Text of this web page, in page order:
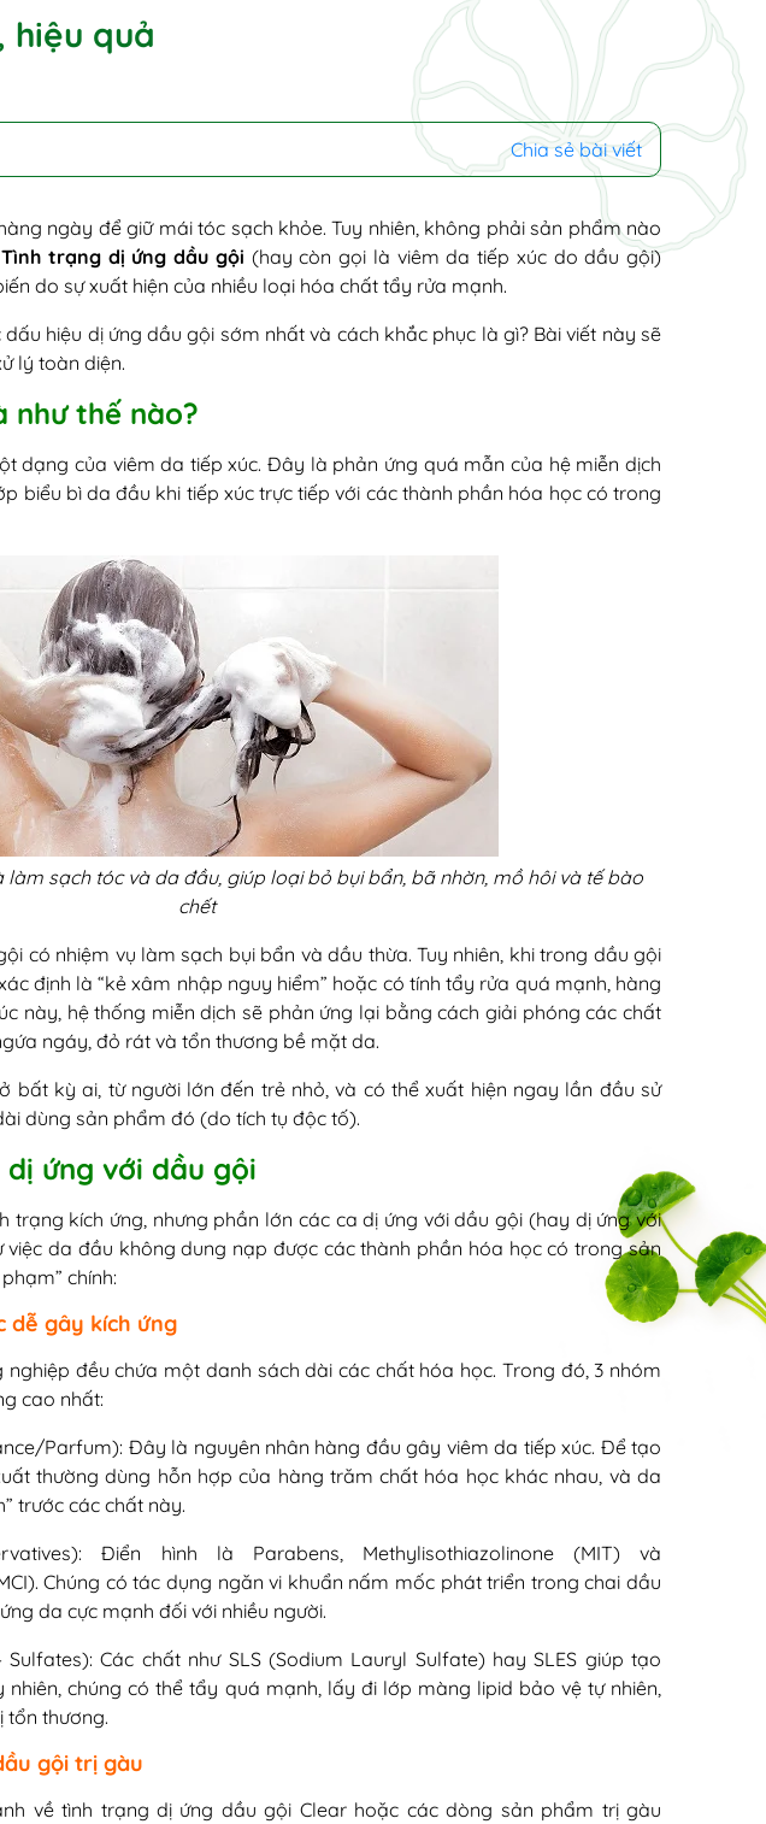
hiệu quả
Chia sẻ bài viết
ngày để giữ mái tóc sạch khỏe. Tuy nhiên, không phải sản phẩm nào
Tình trạng dị ứng dầu gội (hay còn gọi là viêm da tiếp xúc do dầu gội)
do sự xuất hiện của nhiều loại hóa chất tẩy rửa mạnh.
hiệu dị ứng dầu gội sớm nhất và cách khắc phục là gì? Bài viết này sẽ
lý toàn diện.
như thế nào?
dạng của viêm da tiếp xúc. Đây là phản ứng quá mẫn của hệ miễn dịch
biểu bì da đầu khi tiếp xúc trực tiếp với các thành phần hóa học có trong
làm sạch tóc và da đầu, giúp loại bỏ bụi bẩn, bã nhờn, mồ hôi và tế bào
chết
có nhiệm vụ làm sạch bụi bẩn và dầu thừa. Tuy nhiên, khi trong dầu gội
định là “kẻ xâm nhập nguy hiểm” hoặc có tính tẩy rửa quá mạnh, hàng
này, hệ thống miễn dịch sẽ phản ứng lại bằng cách giải phóng các chất
ngáy, đỏ rát và tổn thương bề mặt da.
bất kỳ ai, từ người lớn đến trẻ nhỏ, và có thể xuất hiện ngay lần đầu sử
dùng sản phẩm đó (do tích tụ độc tố).
dị ứng với dầu gội
trạng kích ứng, nhưng phần lớn các ca dị ứng với dầu gội (hay dị ứng với
da đầu không dung nạp được các thành phần hóa học có trong sản
chính:
dễ gây kích ứng
đều chứa một danh sách dài các chất hóa học. Trong đó, 3 nhóm
cao nhất:
Parfum): Đây là nguyên nhân hàng đầu gây viêm da tiếp xúc. Để tạo
thường dùng hỗn hợp của hàng trăm chất hóa học khác nhau, và da
trước các chất này.
Điển hình là Parabens, Methylisothiazolinone (MIT) và
Chúng có tác dụng ngăn vi khuẩn nấm mốc phát triển trong chai dầu
da cực mạnh đối với nhiều người.
Các chất như SLS (Sodium Lauryl Sulfate) hay SLES giúp tạo
nhiên, chúng có thể tẩy quá mạnh, lấy đi lớp màng lipid bảo vệ tự nhiên,
tổn thương.
gội trị gàu
về tình trạng dị ứng dầu gội Clear hoặc các dòng sản phẩm trị gàu